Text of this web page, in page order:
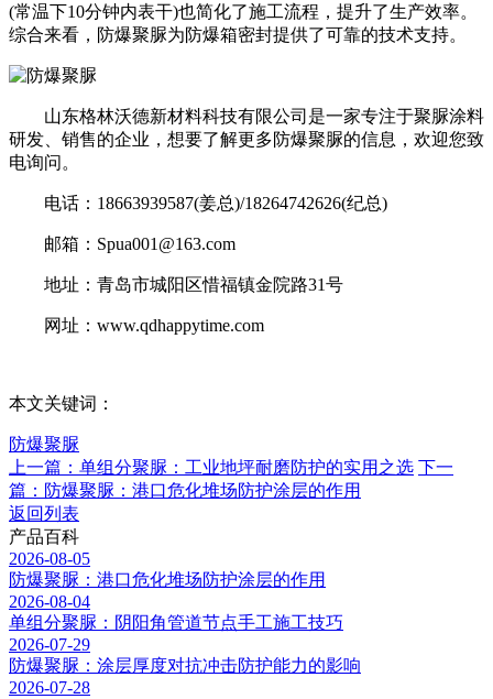
(常温下10分钟内表干)也简化了施工流程，提升了生产效率。
综合来看，防爆聚脲为防爆箱密封提供了可靠的技术支持。
山东格林沃德新材料科技有限公司是一家专注于聚脲涂料
研发、销售的企业，想要了解更多防爆聚脲的信息，欢迎您致
电询问。
电话：18663939587(姜总)/18264742626(纪总)
邮箱：Spua001@163.com
地址：青岛市城阳区惜福镇金院路31号
网址：www.qdhappytime.com
本文关键词：
防爆聚脲
上一篇：单组分聚脲：工业地坪耐磨防护的实用之选 下一
篇：防爆聚脲：港口危化堆场防护涂层的作用
返回列表
产品百科
2026-08-05
防爆聚脲：港口危化堆场防护涂层的作用
2026-08-04
单组分聚脲：阴阳角管道节点手工施工技巧
2026-07-29
防爆聚脲：涂层厚度对抗冲击防护能力的影响
2026-07-28